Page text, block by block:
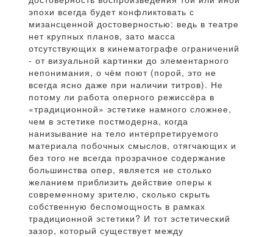
эпохи всегда будет конфликтовать с
мизансценной достоверностью: ведь в театре
нет крупных планов, зато масса
отсутствующих в кинематографе ограничений
- от визуальной картинки до элементарного
непонимания, о чём поют (порой, это не
всегда ясно даже при наличии титров). Не
потому ли работа оперного режиссёра в
«традиционной» эстетике намного сложнее,
чем в эстетике постмодерна, когда
нанизывание на тело интерпретируемого
материала побочных смыслов, отягчающих и
без того не всегда прозрачное содержание
большинства опер, является не столько
желанием приблизить действие оперы к
современному зрителю, сколько скрыть
собственную беспомощность в рамках
традиционной эстетики? И тот эстетический
зазор, который существует между